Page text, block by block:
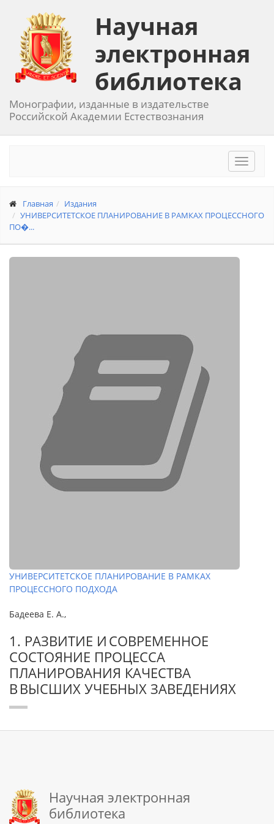
Научная
электронная
библиотека
Монографии, изданные в издательстве
Российской Академии Естествознания
Toggle
Главная
Издания
УНИВЕРСИТЕТСКОЕ ПЛАНИРОВАНИЕ В РАМКАХ ПРОЦЕССНОГО
ПО�...
УНИВЕРСИТЕТСКОЕ ПЛАНИРОВАНИЕ В РАМКАХ
ПРОЦЕССНОГО ПОДХОДА
Бадеева Е. А.,
1. РАЗВИТИЕ И СОВРЕМЕННОЕ
СОСТОЯНИЕ ПРОЦЕССА
ПЛАНИРОВАНИЯ КАЧЕСТВА
В ВЫСШИХ УЧЕБНЫХ ЗАВЕДЕНИЯХ
Научная электронная
библиотека